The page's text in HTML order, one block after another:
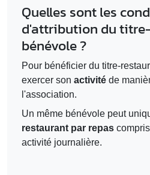
Quelles sont les
d'attribution du
bénévole ?
Pour bénéficier du titre-
exercer son activité de
l'association.
Un même bénévole peut
restaurant par repas
activité journalière.